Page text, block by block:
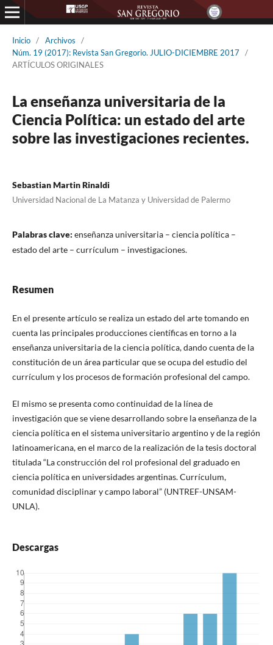
Inicio / Archivos
/
Núm. 19 (2017): Revista San Gregorio. JULIO-DICIEMBRE 2017
/
ARTÍCULOS ORIGINALES
La enseñanza universitaria de la
Ciencia Política: un estado del arte
sobre las investigaciones recientes.
Sebastian Martin Rinaldi
Universidad Nacional de La Matanza y Universidad de Palermo
Palabras clave: enseñanza universitaria – ciencia política –
estado del arte – currículum – investigaciones.
Resumen
En el presente artículo se realiza un estado del arte tomando en
cuenta las principales producciones científicas en torno a la
enseñanza universitaria de la ciencia política, dando cuenta de la
constitución de un área particular que se ocupa del estudio del
currículum y los procesos de formación profesional del campo.
El mismo se presenta como continuidad de la línea de
investigación que se viene desarrollando sobre la enseñanza de la
ciencia política en el sistema universitario argentino y de la región
latinoamericana, en el marco de la realización de la tesis doctoral
titulada “La construcción del rol profesional del graduado en
ciencia política en universidades argentinas. Currículum,
comunidad disciplinar y campo laboral” (UNTREF-UNSAM-
UNLA).
Descargas